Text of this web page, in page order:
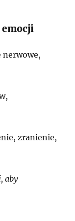
emocji
nerwowe,
zranienie,
aby